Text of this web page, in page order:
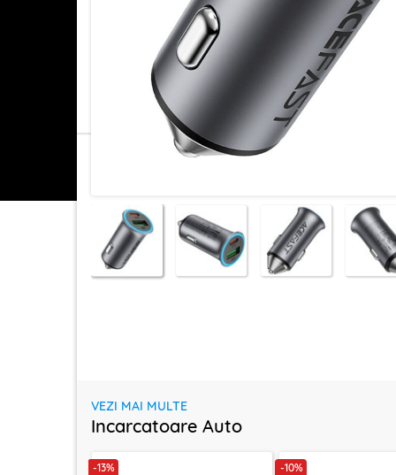
VEZI MAI MULTE
Incarcatoare Auto
-13% -10%